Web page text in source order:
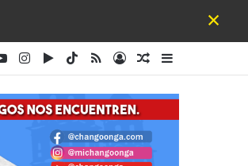
Powered by SendPulse
×
YouTubeInstagram
Google Play
TikTok
RSSAccesoPublicación al
Barra lateral